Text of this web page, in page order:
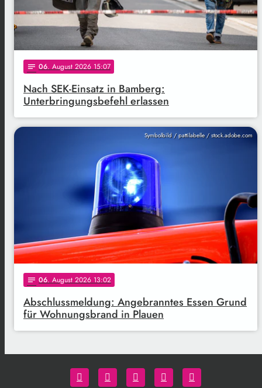
notes 06. August 2026 15:07
Nach SEK-Einsatz in Bamberg:
Unterbringungsbefehl erlassen
Symbolbild / pattilabelle / stock.adobe.com
notes 06. August 2026 13:02
Abschlussmeldung: Angebranntes Essen Grund
für Wohnungsbrand in Plauen